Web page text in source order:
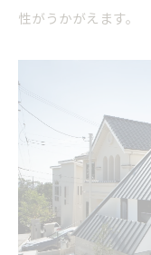
性がうかがえます。